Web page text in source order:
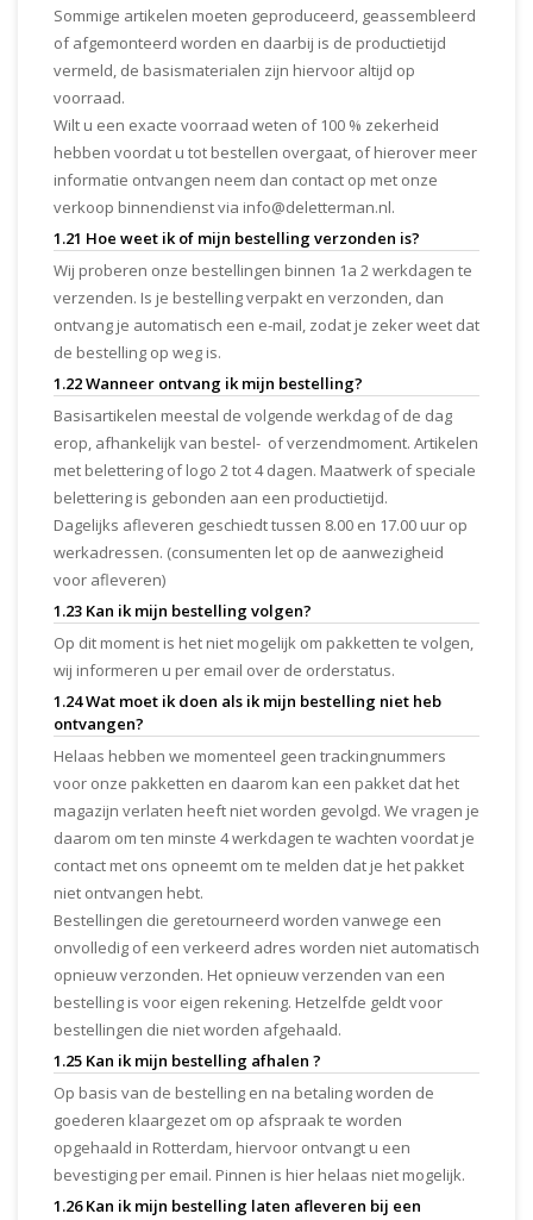
Sommige artikelen moeten geproduceerd, geassembleerd
of afgemonteerd worden en daarbij is de productietijd
vermeld, de basismaterialen zijn hiervoor altijd op
voorraad.
Wilt u een exacte voorraad weten of 100 % zekerheid
hebben voordat u tot bestellen overgaat, of hierover meer
informatie ontvangen neem dan contact op met onze
verkoop binnendienst via info@deletterman.nl.
1.21 Hoe weet ik of mijn bestelling verzonden is?
Wij proberen onze bestellingen binnen 1a 2 werkdagen te
verzenden. Is je bestelling verpakt en verzonden, dan
ontvang je automatisch een e-mail, zodat je zeker weet dat
de bestelling op weg is.
1.22 Wanneer ontvang ik mijn bestelling?
Basisartikelen meestal de volgende werkdag of de dag
erop, afhankelijk van bestel- of verzendmoment. Artikelen
met belettering of logo 2 tot 4 dagen. Maatwerk of speciale
belettering is gebonden aan een productietijd.
Dagelijks afleveren geschiedt tussen 8.00 en 17.00 uur op
werkadressen. (consumenten let op de aanwezigheid
voor afleveren)
1.23 Kan ik mijn bestelling volgen?
Op dit moment is het niet mogelijk om pakketten te volgen,
wij informeren u per email over de orderstatus.
1.24 Wat moet ik doen als ik mijn bestelling niet heb
ontvangen?
Helaas hebben we momenteel geen trackingnummers
voor onze pakketten en daarom kan een pakket dat het
magazijn verlaten heeft niet worden gevolgd. We vragen je
daarom om ten minste 4 werkdagen te wachten voordat je
contact met ons opneemt om te melden dat je het pakket
niet ontvangen hebt.
Bestellingen die geretourneerd worden vanwege een
onvolledig of een verkeerd adres worden niet automatisch
opnieuw verzonden. Het opnieuw verzenden van een
bestelling is voor eigen rekening. Hetzelfde geldt voor
bestellingen die niet worden afgehaald.
1.25 Kan ik mijn bestelling afhalen ?
Op basis van de bestelling en na betaling worden de
goederen klaargezet om op afspraak te worden
opgehaald in Rotterdam, hiervoor ontvangt u een
bevestiging per email. Pinnen is hier helaas niet mogelijk.
1.26 Kan ik mijn bestelling laten afleveren bij een